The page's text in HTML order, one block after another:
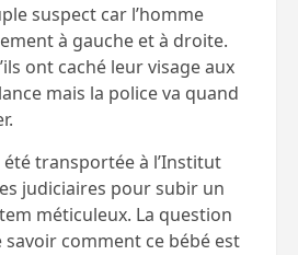
suspect car l’homme
à gauche et à droite.
ont caché leur visage aux
mais la police va quand
transportée à l’Institut
judiciaires pour subir un
méticuleux. La question
comment ce bébé est